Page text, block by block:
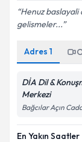
Henuz baslayali
gelismeler...
Adres 1
DİA Dil &
Merkezi
Bağcılar Açın
En Yakın Saatler